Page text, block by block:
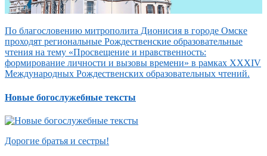
По благословению митрополита Дионисия в городе Омске
проходят региональные Рождественские образовательные
чтения на тему «Просвещение и нравственность:
формирование личности и вызовы времени» в рамках XXXIV
Международных Рождественских образовательных чтений.
Новые богослужебные тексты
Дорогие братья и сестры!